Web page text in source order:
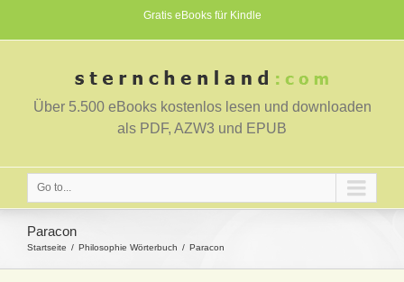
Gratis eBooks für Kindle
Über 5.500 eBooks kostenlos lesen und downloaden
als PDF, AZW3 und EPUB
Go to...
Paracon
Startseite Philosophie Wörterbuch Paracon